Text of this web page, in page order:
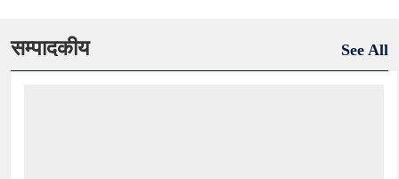
सम्पादकीय See All